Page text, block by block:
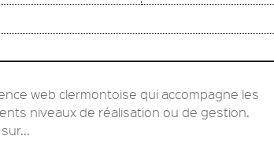
web clermontoise qui accompagne les
niveaux de réalisation ou de gestion.